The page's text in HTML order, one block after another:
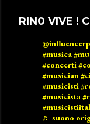
RIN0 VIVE !
#musica
#concerti
#musician
#musicisti
#musicista
♬ suono